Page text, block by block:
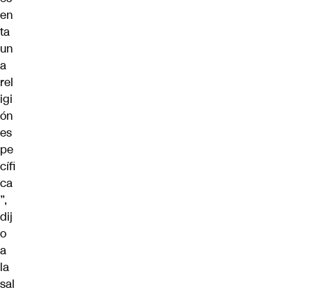
en
ta
un
a
rel
igi
ón
es
pe
cífi
ca
”,
dij
o
a
la
sal